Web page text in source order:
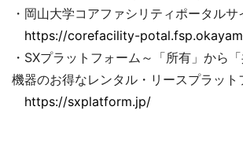
・岡山大学コアファシリティポータルサ
https://corefacility-
・SXプラットフォーム～「所有」から
機器のお得なレンタル・リースプラット
https://sxplatform.jp/